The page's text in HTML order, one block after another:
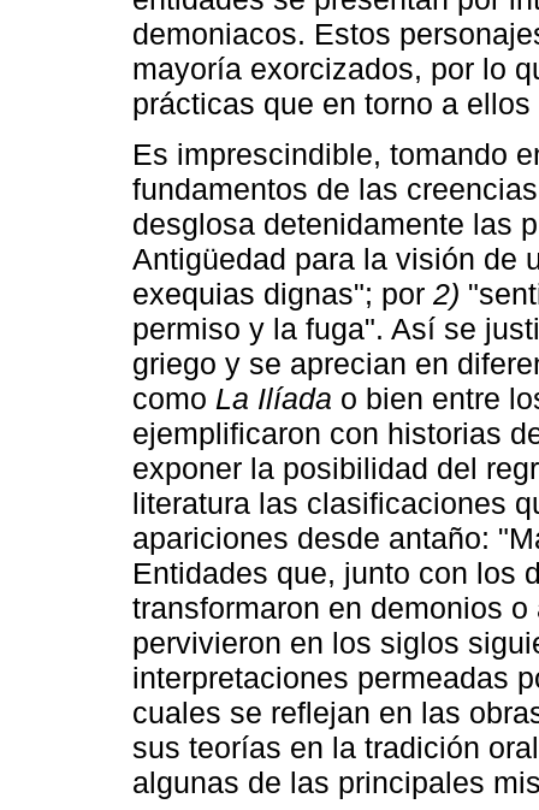
demoniacos. Estos
mayoría exorcizados, por lo
prácticas que en torno a
Es imprescindible, tomando
fundamentos de las
desglosa detenidamente las
Antigüedad para la visión de
exequias dignas"; por 2)
permiso y la fuga". Así se
griego y se aprecian en
como La Ilíada o bien entre
ejemplificaron con historias
exponer la posibilidad del
literatura las clasificaciones
apariciones desde antaño:
Entidades que, junto con los
transformaron en demonios
pervivieron en los siglos
interpretaciones permeadas
cuales se reflejan en las
sus teorías en la tradición
algunas de las principales